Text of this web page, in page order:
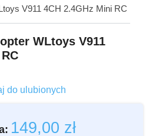
V911 4CH 2.4GHz Mini RC
WLtoys V911
do ulubionych
149,00 zł